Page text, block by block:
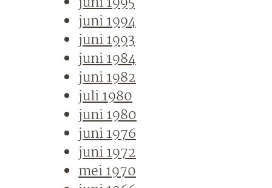
juni 1994
juni 1993
juni 1984
juni 1982
juli 1980
juni 1980
juni 1976
juni 1972
mei 1970